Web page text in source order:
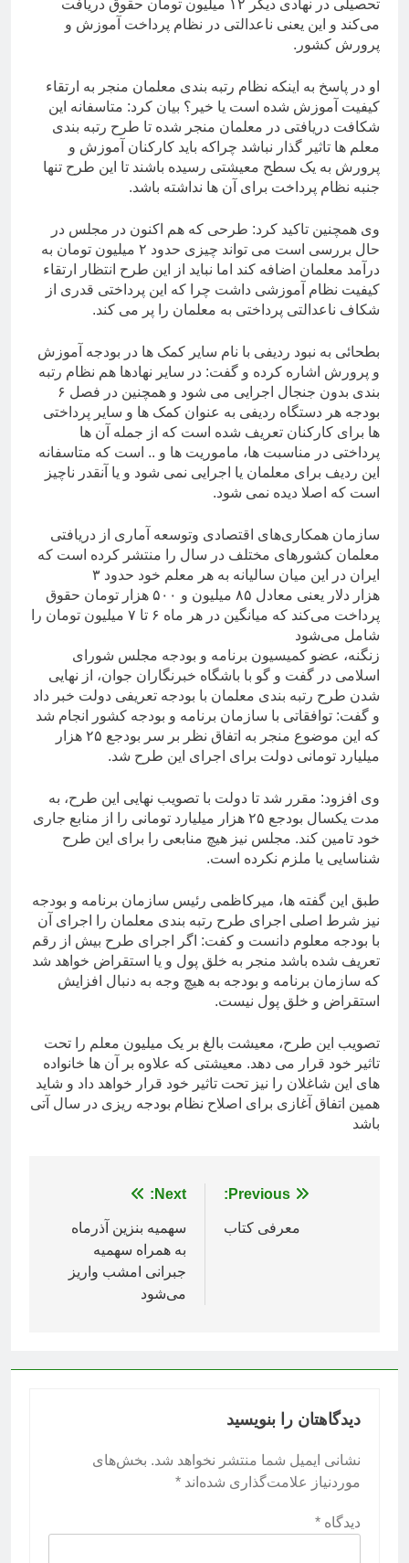
تحصیلی در نهادی دیگر ۱۲ میلیون تومان حقوق دریافت
می‌کند و این یعنی ناعدالتی در نظام پرداخت آموزش و
پرورش کشور.
او در پاسخ به اینکه نظام رتبه بندی معلمان منجر به ارتقاء
کیفیت آموزش شده است یا خیر؟ بیان کرد: متاسفانه این
شکافت دریافتی در معلمان منجر شده تا طرح رتبه بندی
معلم ها تاثیر گذار نباشد چراکه باید کارکنان آموزش و
پرورش به یک سطح معیشتی رسیده باشند تا این طرح تنها
جنبه نظام پرداخت برای آن ها نداشته باشد.
وی همچنین تاکید کرد: طرحی که هم اکنون در مجلس در
حال بررسی است می تواند چیزی حدود ۲ میلیون تومان به
درآمد معلمان اضافه کند اما نباید از این طرح انتظار ارتقاء
کیفیت نظام آموزشی داشت چرا که این پرداختی قدری از
شکاف ناعدالتی پرداختی به معلمان را پر می کند.
بطحائی به نبود ردیفی با نام سایر کمک ها در بودجه آموزش
و پرورش اشاره کرده و گفت: در سایر نهادها هم نظام رتبه
بندی بدون جنجال اجرایی می شود و همچنین در فصل ۶
بودجه هر دستگاه ردیفی به عنوان کمک ها و سایر پرداختی
ها برای کارکنان تعریف شده است که از جمله آن ها
پرداختی در مناسبت ها، ماموریت ها و .. است که متاسفانه
این ردیف برای معلمان یا اجرایی نمی شود و یا آنقدر ناچیز
است که اصلا دیده نمی شود.
سازمان همکاری‌های اقتصادی وتوسعه آماری از دریافتی
معلمان کشور‌های مختلف در سال را منتشر کرده است که
ایران در این میان سالیانه به هر معلم خود حدود ۳
هزار دلار یعنی معادل ۸۵ میلیون و ۵۰۰ هزار تومان حقوق
پرداخت می‌کند که میانگین در هر ماه ۶ تا ۷ میلیون تومان را
شامل می‌شود
زنگنه، عضو کمیسیون برنامه و بودجه مجلس شورای
اسلامی در گفت و گو با باشگاه خبرنگاران جوان، از نهایی
شدن طرح رتبه بندی معلمان با بودجه تعریفی دولت خبر داد
و گفت: توافقاتی با سازمان برنامه و بودجه کشور انجام شد
که این موضوع منجر به اتفاق نظر بر سر بودجع ۲۵ هزار
میلیارد تومانی دولت برای اجرای این طرح شد.
وی افزود: مقرر شد تا دولت با تصویب نهایی این طرح، به
مدت یکسال بودجع ۲۵ هزار میلیارد تومانی را از منابع جاری
خود تامین کند. مجلس نیز هیچ منابعی را برای این طرح
شناسایی یا ملزم نکرده است.
طبق این گفته ها، میرکاظمی رئیس سازمان برنامه و بودجه
نیز شرط اصلی اجرای طرح رتبه بندی معلمان را اجرای آن
با بودجه معلوم دانست و کفت: اگر اجرای طرح بیش از رقم
تعریف شده باشد منجر به خلق پول و یا استقراض خواهد شد
که سازمان برنامه و بودجه به هیچ وجه به دنبال افزایش
استقراض و خلق پول نیست.
تصویب این طرح، معیشت بالغ بر یک میلیون معلم را تحت
تاثیر خود قرار می دهد. معیشتی که علاوه بر آن ها خانواده
های این شاغلان را نیز تحت تاثیر خود قرار خواهد داد و شاید
همین اتفاق آغازی برای اصلاح نظام بودجه ریزی در سال آتی
باشد
راهبری Previous:
معرفی کتاب
Next:
سهمیه بنزین آذرماه
به همراه سهمیه
جبرانی امشب واریز
می‌شود
دیدگاهتان را بنویسید
نشانی ایمیل شما منتشر نخواهد شد. بخش‌های
موردنیاز علامت‌گذاری شده‌اند *
دیدگاه *